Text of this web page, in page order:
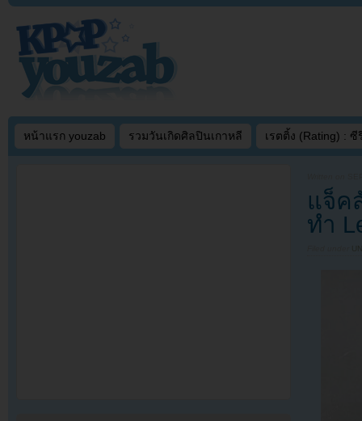
หน้าแรก youzab รวมวันเกิดศิลปินเกาหลี เรตติ้ง (Rating) : ซี
แจ็ค
ทำ